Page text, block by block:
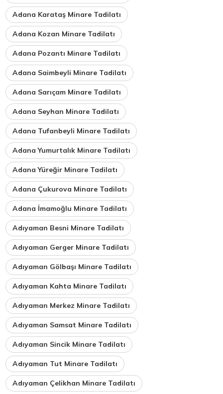
Adana Karataş Minare Tadilatı
Adana Kozan Minare Tadilatı
Adana Pozantı Minare Tadilatı
Adana Saimbeyli Minare Tadilatı
Adana Sarıçam Minare Tadilatı
Adana Seyhan Minare Tadilatı
Adana Tufanbeyli Minare Tadilatı
Adana Yumurtalık Minare Tadilatı
Adana Yüreğir Minare Tadilatı
Adana Çukurova Minare Tadilatı
Adana İmamoğlu Minare Tadilatı
Adıyaman Besni Minare Tadilatı
Adıyaman Gerger Minare Tadilatı
Adıyaman Gölbaşı Minare Tadilatı
Adıyaman Kahta Minare Tadilatı
Adıyaman Merkez Minare Tadilatı
Adıyaman Samsat Minare Tadilatı
Adıyaman Sincik Minare Tadilatı
Adıyaman Tut Minare Tadilatı
Adıyaman Çelikhan Minare Tadilatı